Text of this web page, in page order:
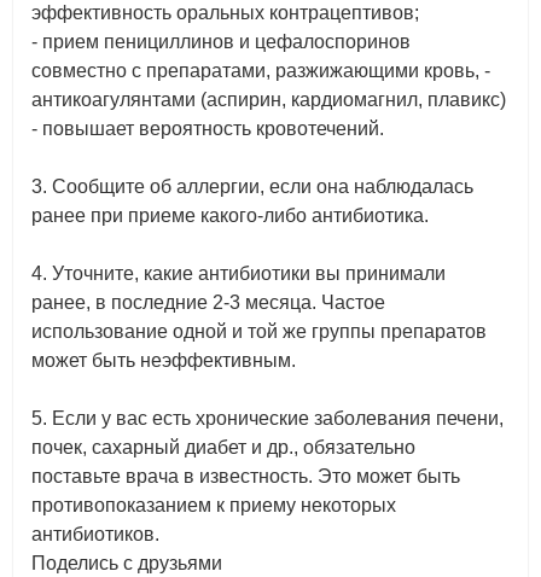
эффективность оральных контрацептивов;
- прием пенициллинов и цефалоспоринов
совместно с препаратами, разжижающими кровь, -
антикоагулянтами (аспирин, кардиомагнил, плавикс)
- повышает вероятность кровотечений.
3. Сообщите об аллергии, если она наблюдалась
ранее при приеме какого-либо антибиотика.
4. Уточните, какие антибиотики вы принимали
ранее, в последние 2-3 месяца. Частое
использование одной и той же группы препаратов
может быть неэффективным.
5. Если у вас есть хронические заболевания печени,
почек, сахарный диабет и др., обязательно
поставьте врача в известность. Это может быть
противопоказанием к приему некоторых
антибиотиков.
Поделись с друзьями